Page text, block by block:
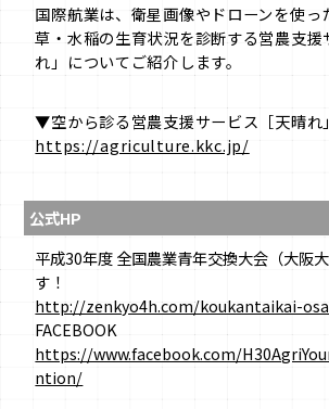
国際航業は、衛星画像やドローンを使っ
草・水稲の生育状況を診断する営農支援
れ」についてご紹介します。
▼空から診る営農支援サービス［天晴れ」
https://agriculture.kkc.jp/
公式HP
平成30年度 全国農業青年交換大会（大阪
す！
http://zenkyo4h.com/koukantaikai-
FACEBOOK
https://www.facebook.com/
ntion/